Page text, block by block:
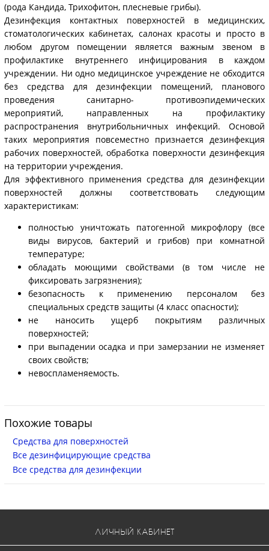
(рода Кандида, Трихофитон, плесневые грибы).
Дезинфекция контактных поверхностей в медицинских,
стоматологических кабинетах, салонах красоты и просто в
любом другом помещении является важным звеном в
профилактике внутреннего инфицирования в каждом
учреждении. Ни одно медицинское учреждение не обходится
без средства для дезинфекции помещений, планового
проведения санитарно- противоэпидемических
мероприятий, направленных на профилактику
распространения внутрибольничных инфекций. Основой
таких мероприятия повсеместно признается дезинфекция
рабочих поверхностей, обработка поверхности дезинфекция
на территории учреждения.
Для эффективного применения средства для дезинфекции
поверхностей должны соответствовать следующим
характеристикам:
полностью уничтожать патогенной микрофлору (все
виды вирусов, бактерий и грибов) при комнатной
температуре;
обладать моющими свойствами (в том числе не
фиксировать загрязнения);
безопасность к применению персоналом без
специальных средств защиты (4 класс опасности);
не наносить ущерб покрытиям различных
поверхностей;
при выпадении осадка и при замерзании не изменяет
своих свойств;
невоспламеняемость.
Похожие товары
Средства для поверхностей
Все дезинфицирующие средства
Все средства для дезинфекции
ЛИЧНЫЙ КАБИНЕТ